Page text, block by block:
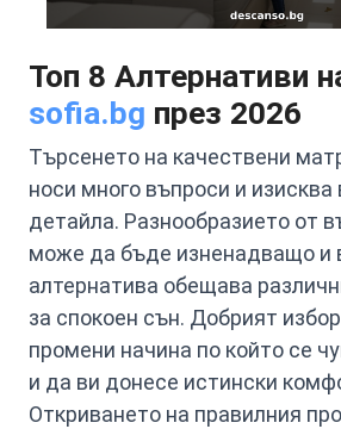
Топ 8 Алтернативи
sofia.bg през 2026
Търсенето на качествени
носи много въпроси и
детайла. Разнообразието от
може да бъде изненадващо и
алтернатива обещава
за спокоен сън. Добрият
промени начина по който се
и да ви донесе истински
Откриването на правилния